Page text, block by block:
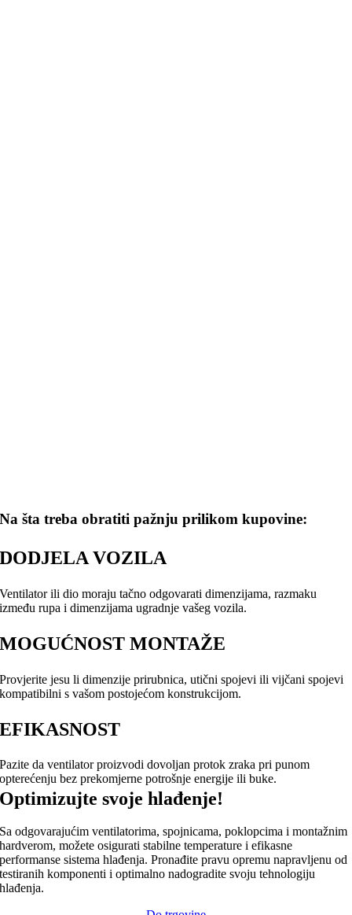
Na šta treba obratiti pažnju prilikom kupovine:
DODJELA VOZILA
Ventilator ili dio moraju tačno odgovarati dimenzijama, razmaku
između rupa i dimenzijama ugradnje vašeg vozila.
MOGUĆNOST MONTAŽE
Provjerite jesu li dimenzije prirubnica, utični spojevi ili vijčani spojevi
kompatibilni s vašom postojećom konstrukcijom.
EFIKASNOST
Pazite da ventilator proizvodi dovoljan protok zraka pri punom
opterećenju bez prekomjerne potrošnje energije ili buke.
Optimizujte svoje hlađenje!
Sa odgovarajućim ventilatorima, spojnicama, poklopcima i montažnim
hardverom, možete osigurati stabilne temperature i efikasne
performanse sistema hlađenja. Pronađite pravu opremu napravljenu od
testiranih komponenti i optimalno nadogradite svoju tehnologiju
hlađenja.